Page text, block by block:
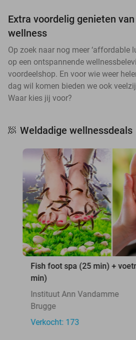
Extra voordelig genieten
wellness
Op zoek naar nog meer ‘affordable
op een ontspannende
voordeelshop. En voor wie weer
dag wil komen bieden we ook
Waar kies jij voor?
🧖 Weldadige wellnessdeals
Fish foot spa (25 min) +
min)
Instituut Ann Vandamme
Brugge
Verkocht: 173